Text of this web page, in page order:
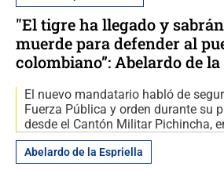
"El tigre ha llegado y
muerde para defender al
colombiano”: Abelardo de
El nuevo mandatario habló de
Fuerza Pública y orden durante su
desde el Cantón Militar Pichincha,
Abelardo de la Espriella